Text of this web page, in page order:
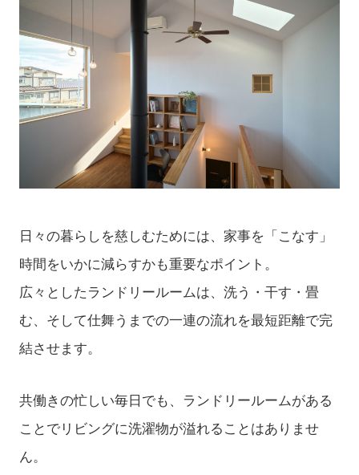
日々の暮らしを慈しむためには、家事を「こなす」
時間をいかに減らすかも重要なポイント。
広々としたランドリールームは、洗う・干す・畳
む、そして仕舞うまでの一連の流れを最短距離で完
結させます。
共働きの忙しい毎日でも、ランドリールームがある
ことでリビングに洗濯物が溢れることはありませ
ん。